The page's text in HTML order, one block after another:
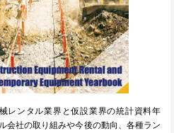
レンタル業界と仮設業界の統計資料年
会社の取り組みや今後の動向、各種ラン